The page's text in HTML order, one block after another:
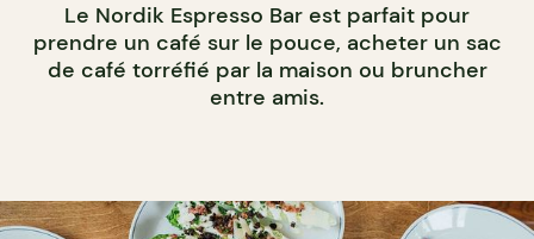
Le Nordik Espresso Bar est parfait pour
prendre un café sur le pouce, acheter un sac
de café torréfié par la maison ou bruncher
entre amis.